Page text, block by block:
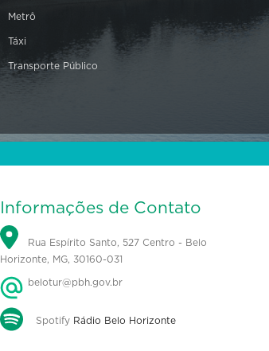
Metrô
Táxi
Transporte Público
Informações de Contato
Rua Espírito Santo, 527 Centro - Belo
Horizonte, MG, 30160-031
belotur@pbh.gov.br
Spotify Rádio Belo Horizonte